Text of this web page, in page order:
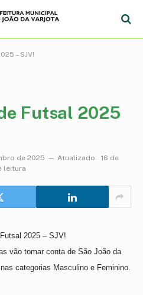
– SJV!
Futsal 2025
de 2025 Atualizado: 16 de
leitura
2025 – SJV!
vão tomar conta de São João da
categorias Masculino e Feminino.